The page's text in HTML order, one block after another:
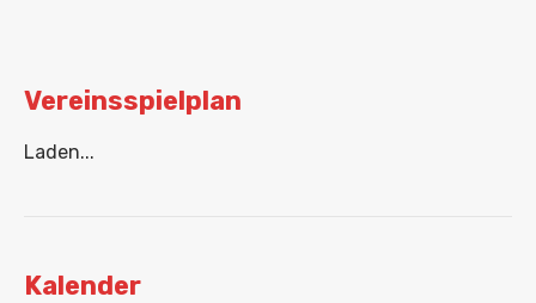
Vereinsspielplan
Laden...
Kalender